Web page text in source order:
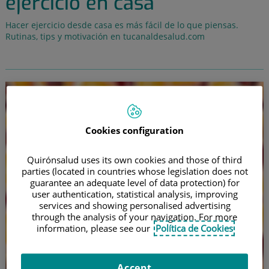
Hacer ejercicio desde casa es más fácil de lo que piensas.
Rutinas, tips y motivación en tucanaldesalud.com
Cookies configuration
Quirónsalud uses its own cookies and those of third
parties (located in countries whose legislation does not
guarantee an adequate level of data protection) for
user authentication, statistical analysis, improving
services and showing personalised advertising
through the analysis of your navigation. For more
information, please see our Política de Cookies